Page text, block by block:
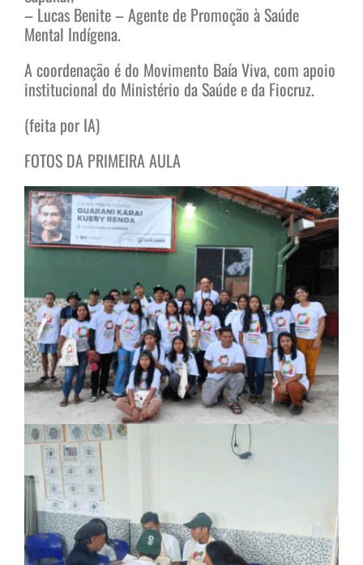
– Lucas Benite – Agente de Promoção à Saúde
Mental Indígena.
A coordenação é do Movimento Baía Viva, com apoio
institucional do Ministério da Saúde e da Fiocruz.
(feita por IA)
FOTOS DA PRIMEIRA AULA